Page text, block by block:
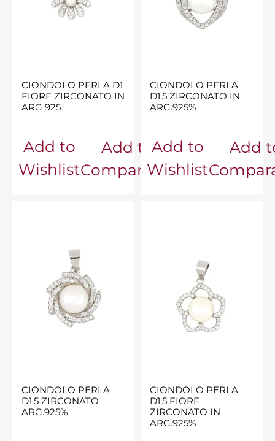
CIONDOLO PERLA D1
FIORE ZIRCONATO IN
ARG 925
Add to
Wishlist
Add to
Comparator
CIONDOLO PERLA
D1.5 ZIRCONATO IN
ARG.925%
Add to
Wishlist
Add
CIONDOLO PERLA
D1.5 ZIRCONATO
ARG.925%
CIONDOLO PERLA
D1.5 FIORE
ZIRCONATO IN
ARG.925%